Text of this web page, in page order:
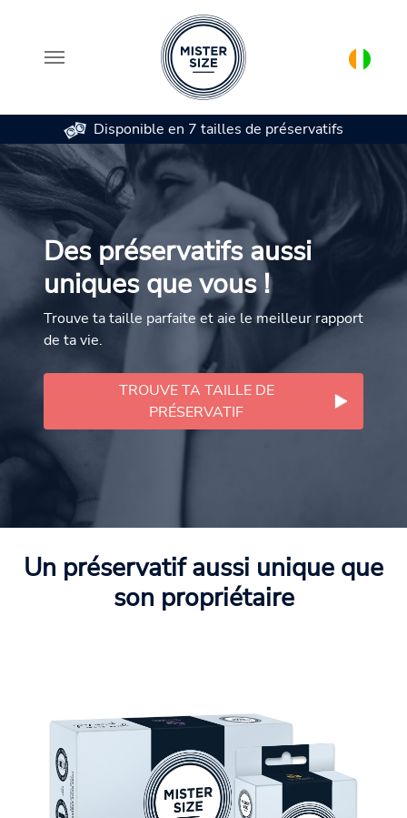
Aller au contenu principal
Disponible en 7 tailles de préservatifs
Des préservatifs aussi
uniques que vous !
Trouve ta taille parfaite et aie le meilleur rapport
de ta vie.
TROUVE TA TAILLE DE
PRÉSERVATIF
Un préservatif aussi unique que
son propriétaire